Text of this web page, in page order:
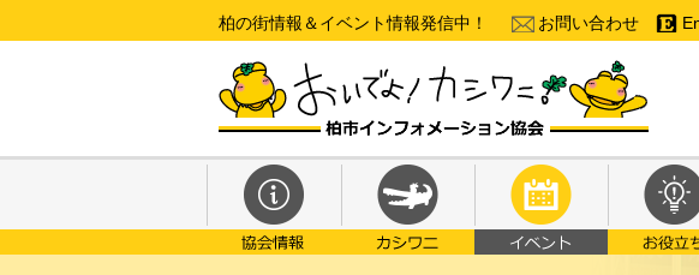
柏の街情報＆イベント情報発信中！ お問い合わせ